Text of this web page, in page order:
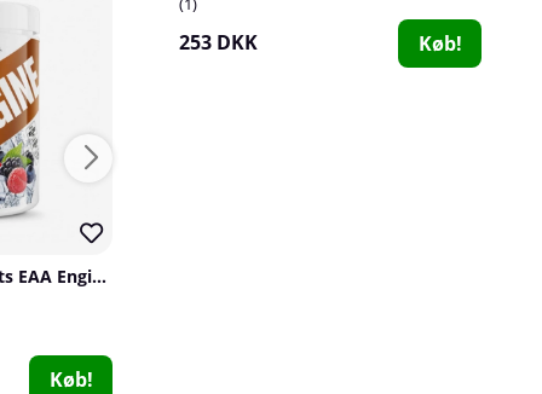
253 DKK Køb!
Swedish Supplements EAA Engine, 450 g
Køb!
91